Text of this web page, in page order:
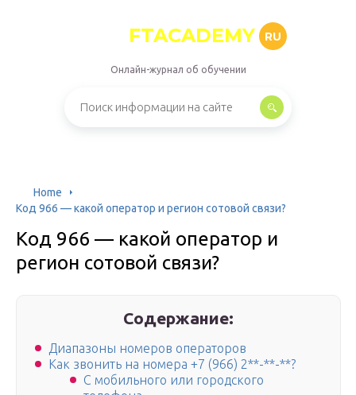
FTACADEMY RU
Онлайн-журнал об обучении
Home
Код 966 — какой оператор и регион сотовой связи?
Код 966 — какой оператор и
регион сотовой связи?
Содержание:
Диапазоны номеров операторов
Как звонить на номера +7 (966) 2**-**-**?
С мобильного или городского